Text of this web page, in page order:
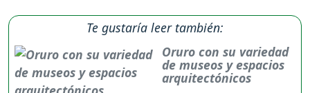
Te gustaría leer también:
Oruro con su variedad
de museos y espacios
arquitectónicos